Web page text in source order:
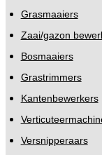
Grasmaaiers
Zaai/gazon
Bosmaaiers
Grastrimmers
Kantenbewerkers
Versnipperaars